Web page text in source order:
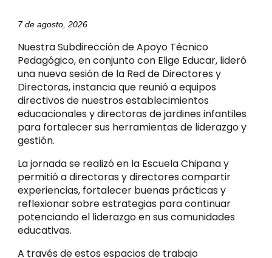
7 de agosto, 2026
Nuestra Subdirección de Apoyo Técnico
Pedagógico, en conjunto con Elige Educar, lideró
una nueva sesión de la Red de Directores y
Directoras, instancia que reunió a equipos
directivos de nuestros establecimientos
educacionales y directoras de jardines infantiles
para fortalecer sus herramientas de liderazgo y
gestión.
La jornada se realizó en la Escuela Chipana y
permitió a directoras y directores compartir
experiencias, fortalecer buenas prácticas y
reflexionar sobre estrategias para continuar
potenciando el liderazgo en sus comunidades
educativas.
A través de estos espacios de trabajo